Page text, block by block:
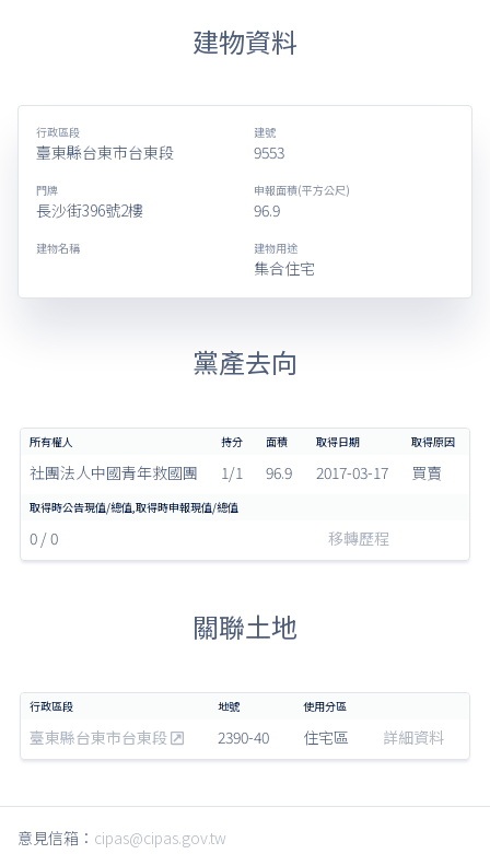
建物資料
行政區段
臺東縣台東市台東段
建號
9553
門牌
長沙街396號2樓
申報面積(平方公尺)
96.9
建物名稱 建物用途
集合住宅
黨產去向
社團法人中國青年救國團 1/1 96.9 2017-03-17 買賣
0 / 0 移轉歷程
關聯土地
臺東縣台東市台東段 2390-40 住宅區 詳細資料
意見信箱： cipas@cipas.gov.tw